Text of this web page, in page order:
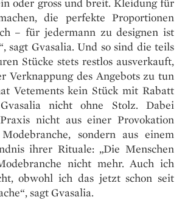
die perfekte Proportionen
– für jedermann zu designen ist
sagt Gvasalia. Und so sind die teils
Stücke stets restlos ausverkauft,
Verknappung des Angebots zu tun
Vetements kein Stück mit Rabatt
nicht ohne Stolz. Dabei
nicht aus einer Provokation
sondern aus einem
ihrer Rituale: „Die Menschen
nicht mehr. Auch ich
obwohl ich das jetzt schon seit
sagt Gvasalia.